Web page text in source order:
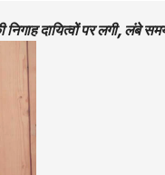
दायित्वों पर लगी, लंबे